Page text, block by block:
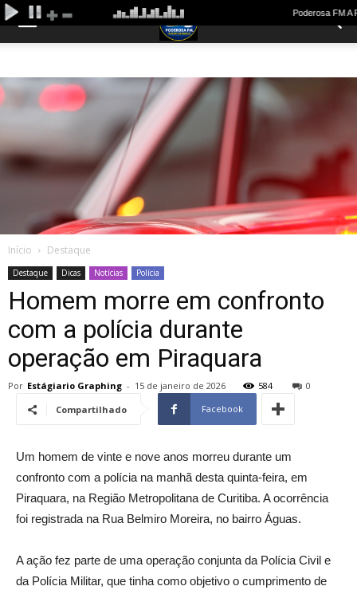
Início Destaque
Destaque Dicas Notícias Polícia
Homem morre em confronto
com a polícia durante
operação em Piraquara
Por Estágiario Graphing - 15 de janeiro de 2026 584
0
Compartilhado
Facebook
Um homem de vinte e nove anos morreu durante um
confronto com a polícia na manhã desta quinta-feira, em
Piraquara, na Região Metropolitana de Curitiba. A ocorrência
foi registrada na Rua Belmiro Moreira, no bairro Águas.
A ação fez parte de uma operação conjunta da Polícia Civil e
da Polícia Militar, que tinha como objetivo o cumprimento de